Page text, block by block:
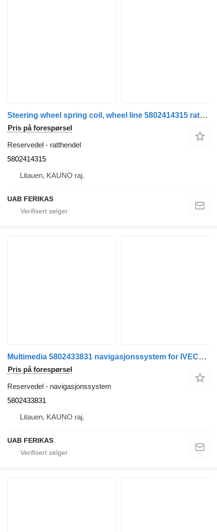
Steering wheel spring coil, wheel line 5802414315 ratthendel for IVECO S-Way trekkvogn
Pris på forespørsel
Reservedel - ratthendel
5802414315
Litauen, KAUNO raj.
UAB FERIKAS
Multimedia 5802433831 navigasjonssystem for IVECO S-Way trekkvogn
Pris på forespørsel
Reservedel - navigasjonssystem
5802433831
Litauen, KAUNO raj.
UAB FERIKAS